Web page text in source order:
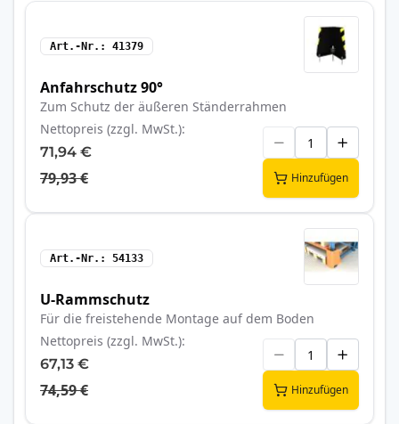
Art.-Nr. 41379
Anfahrschutz 90°
Zum Schutz der äußeren Ständerrahmen
Nettopreis (zzgl. MwSt.)
71,94 €
79,93 € Hinzufügen
Art.-Nr. 54133
U-Rammschutz
Für die freistehende Montage auf dem Boden
Nettopreis (zzgl. MwSt.)
67,13 €
74,59 € Hinzufügen